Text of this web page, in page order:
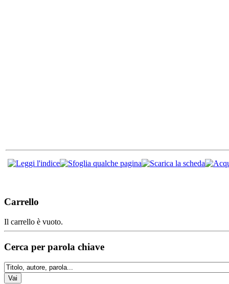
Carrello
Il carrello è vuoto.
Cerca per parola chiave